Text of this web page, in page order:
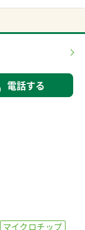
電話する
マイクロチップ